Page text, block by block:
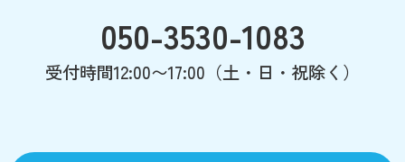
050-3530-1083
受付時間12:00〜17:00（土・日・祝除く）